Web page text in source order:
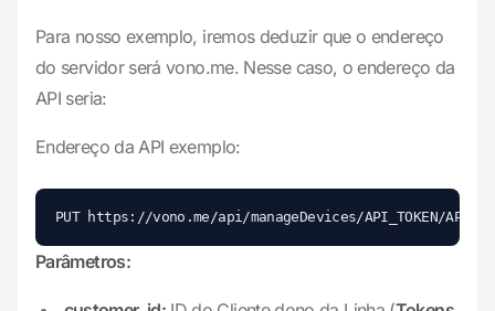
Para nosso exemplo, iremos deduzir que o endereço
do servidor será vono.me. Nesse caso, o endereço da
API seria:
Endereço da API exemplo:
Parâmetros: